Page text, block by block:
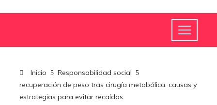
Inicio
Responsabilidad social
recuperación de peso tras cirugía metabólica: causas y
estrategias para evitar recaídas